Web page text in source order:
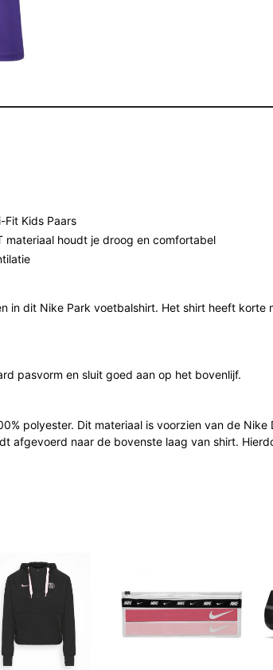
Fit Kids Paars
materiaal houdt je droog en comfortabel
in dit Nike Park voetbalshirt. Het shirt heeft korte
pasvorm en sluit goed aan op het bovenlijf.
polyester. Dit materiaal is voorzien van de Nike
afgevoerd naar de bovenste laag van shirt.